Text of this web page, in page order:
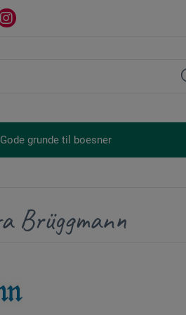
Gode grunde til boesner
Brüggmann